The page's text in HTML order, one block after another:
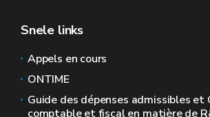
Snele links
Appels en cours
ONTIME
Guide des dépenses admissibles et
comptable et fiscal en matière de